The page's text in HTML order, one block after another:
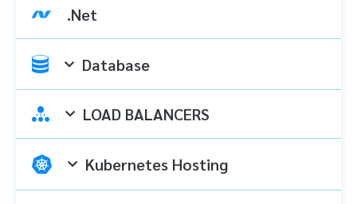
.Net
Database
LOAD BALANCERS
Kubernetes Hosting